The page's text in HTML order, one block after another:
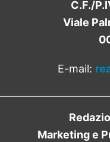
C.F./
Viale
E-mail:
Marketing e